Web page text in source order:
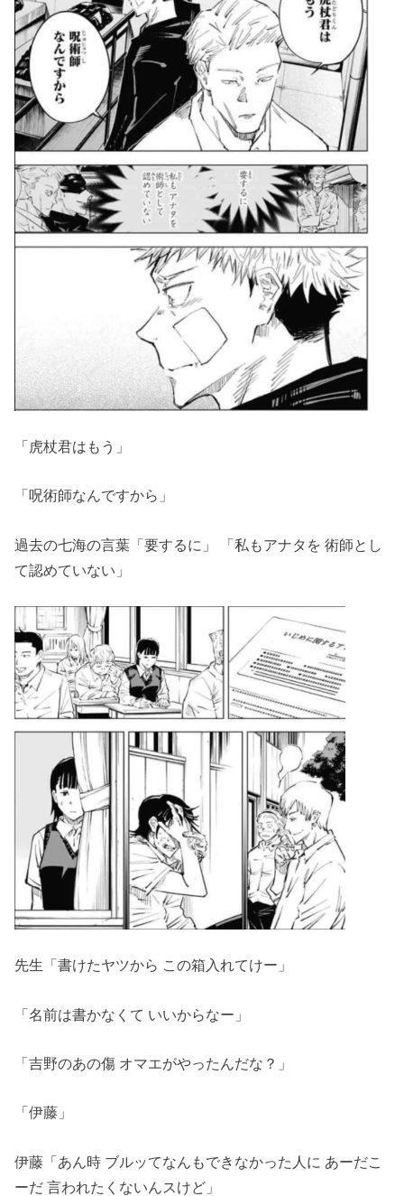
「虎杖君はもう」
「呪術師なんですから」
過去の七海の言葉「要するに」 「私もアナタを 術師とし
て認めていない」
先生「書けたヤツから この箱入れてけー」
「名前は書かなくて いいからなー」
「吉野のあの傷 オマエがやったんだな？」
「伊藤」
伊藤「あん時 ブルッてなんもできなかった人に あーだこ
ーだ 言われたくないんスけど」